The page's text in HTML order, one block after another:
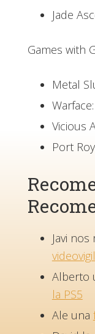
Jade
Games with
Metal
Vicious
Port
Javi
Alberto
la PS5
Ale una